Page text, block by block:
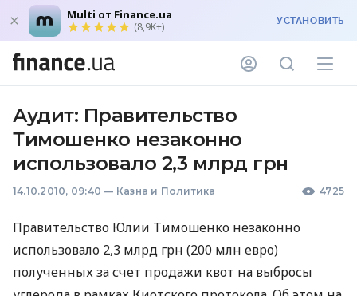
Multi от Finance.ua
(8,9K+) УСТАНОВИТЬ
Аудит: Правительство
Тимошенко незаконно
использовало 2,3 млрд грн
14.10.2010, 09:40 — Казна и Политика 4725
Правительство Юлии Тимошенко незаконно
использовало 2,3 млрд грн (200 млн евро)
полученных за счет продажи квот на выбросы